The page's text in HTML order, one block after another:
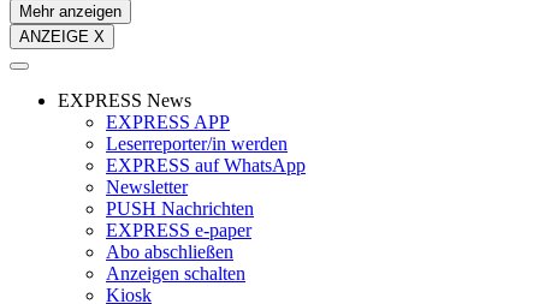
Mehr anzeigen
ANZEIGE X
EXPRESS News
EXPRESS APP
Leserreporter/in werden
EXPRESS auf WhatsApp
Newsletter
PUSH Nachrichten
EXPRESS e-paper
Abo abschließen
Anzeigen schalten
Kiosk